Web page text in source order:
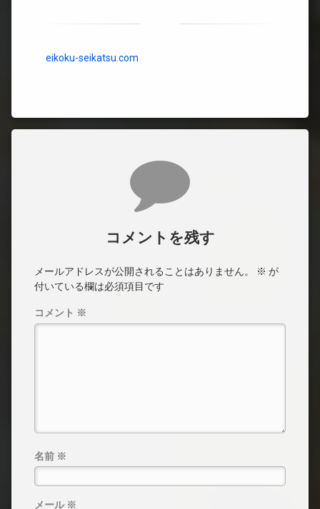
eikoku-seikatsu.com
コメントを残す
メールアドレスが公開されることはありません。 ※ が
付いている欄は必須項目です
コメント ※
名前 ※
メール ※